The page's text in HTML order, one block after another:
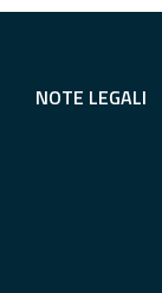
NOTE LEGALI